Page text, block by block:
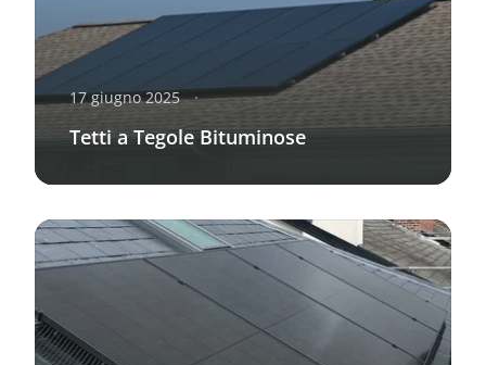
17 giugno 2025
Tetti a Tegole Bituminose